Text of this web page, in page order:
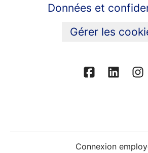
Données et
Gérer les
Connexion